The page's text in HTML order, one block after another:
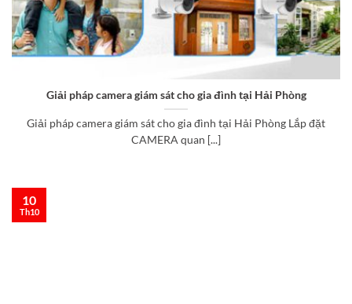
Giải pháp camera giám sát cho gia đình tại Hải Phòng
Giải pháp camera giám sát cho gia đình tại Hải Phòng Lắp đặt
CAMERA quan [...]
10
Th10